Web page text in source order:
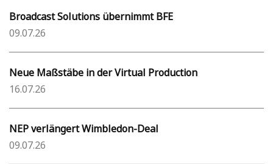
Broadcast Solutions übernimmt BFE
09.07.26
Neue Maßstäbe in der Virtual Production
16.07.26
NEP verlängert Wimbledon-Deal
09.07.26